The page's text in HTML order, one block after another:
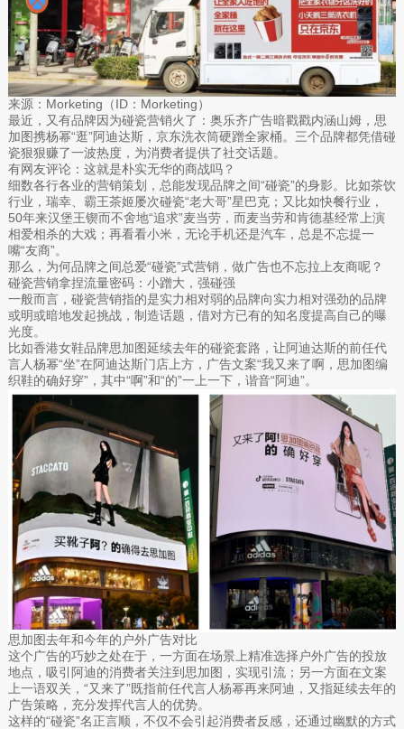
来源：Morketing（ID：Morketing）
最近，又有品牌因为碰瓷营销火了：奥乐齐广告暗戳戳内涵山姆，思
加图携杨幂“逛”阿迪达斯，京东洗衣筒硬蹭全家桶。三个品牌都凭借碰
瓷狠狠赚了一波热度，为消费者提供了社交话题。
有网友评论：这就是朴实无华的商战吗？
细数各行各业的营销策划，总能发现品牌之间“碰瓷”的身影。比如茶饮
行业，瑞幸、霸王茶姬屡次碰瓷“老大哥”星巴克；又比如快餐行业，
50年来汉堡王锲而不舍地“追求”麦当劳，而麦当劳和肯德基经常上演
相爱相杀的大戏；再看看小米，无论手机还是汽车，总是不忘提一
嘴“友商”。
那么，为何品牌之间总爱“碰瓷”式营销，做广告也不忘拉上友商呢？
碰瓷营销拿捏流量密码：小蹭大，强碰强
一般而言，碰瓷营销指的是实力相对弱的品牌向实力相对强劲的品牌
或明或暗地发起挑战，制造话题，借对方已有的知名度提高自己的曝
光度。
比如香港女鞋品牌思加图延续去年的碰瓷套路，让阿迪达斯的前任代
言人杨幂“坐”在阿迪达斯门店上方，广告文案“我又来了啊，思加图编
织鞋的确好穿”，其中“啊”和“的”一上一下，谐音“阿迪”。
思加图去年和今年的户外广告对比
这个广告的巧妙之处在于，一方面在场景上精准选择户外广告的投放
地点，吸引阿迪的消费者关注到思加图，实现引流；另一方面在文案
上一语双关，“又来了”既指前任代言人杨幂再来阿迪，又指延续去年的
广告策略，充分发挥代言人的优势。
这样的“碰瓷”名正言顺，不仅不会引起消费者反感，还通过幽默的方式